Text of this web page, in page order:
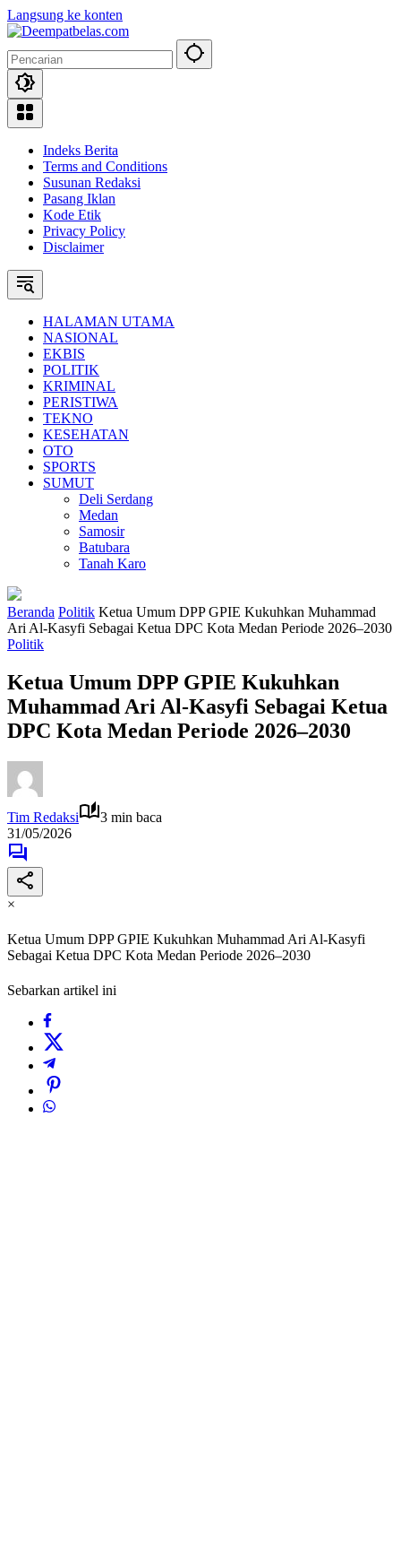
Langsung ke konten
Indeks Berita
Terms and Conditions
Susunan Redaksi
Pasang Iklan
Kode Etik
Privacy Policy
Disclaimer
HALAMAN UTAMA
NASIONAL
EKBIS
POLITIK
KRIMINAL
PERISTIWA
TEKNO
KESEHATAN
OTO
SPORTS
SUMUT
Deli Serdang
Medan
Samosir
Batubara
Tanah Karo
Beranda Politik Ketua Umum DPP GPIE Kukuhkan Muhammad
Ari Al-Kasyfi Sebagai Ketua DPC Kota Medan Periode 2026–2030
Politik
Ketua Umum DPP GPIE Kukuhkan
Muhammad Ari Al-Kasyfi Sebagai Ketua
DPC Kota Medan Periode 2026–2030
Tim Redaksi
3 min baca
31/05/2026
×
Ketua Umum DPP GPIE Kukuhkan Muhammad Ari Al-Kasyfi
Sebagai Ketua DPC Kota Medan Periode 2026–2030
Sebarkan artikel ini